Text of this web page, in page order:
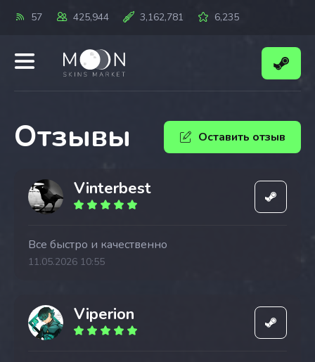
57 425,944 3,162,781 6,235
Отзывы Оставить отзыв
Vinterbest
Все быстро и качественно
11.05.2026 10:55
Viperion